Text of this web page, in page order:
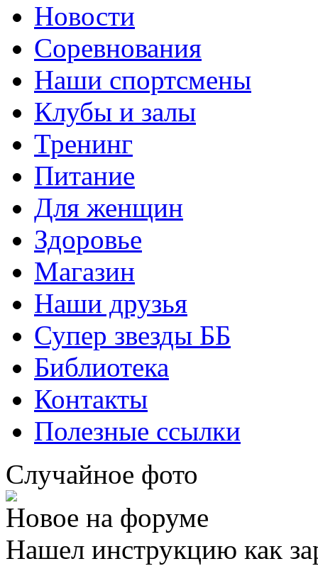
Новости
Соревнования
Наши спортсмены
Клубы и залы
Тренинг
Питание
Для женщин
Здоровье
Магазин
Наши друзья
Супер звезды ББ
Библиотека
Контакты
Полезные ссылки
Случайное фото
Новое на форуме
Нашел инструкцию как